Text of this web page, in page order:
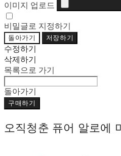
이미지 업로드
비밀글로 지정하기
돌아가기 저장하기
수정하기
삭제하기
목록으로 가기
돌아가기
구매하기
오직청춘 퓨어 알로에